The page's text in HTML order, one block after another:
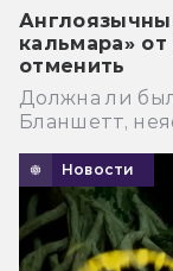
кальмара»
отменить
Должна ли
Бланшетт,
Новости